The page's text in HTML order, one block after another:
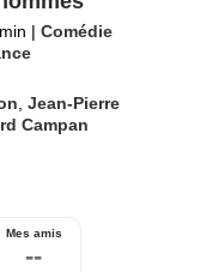
| Comédie
,Jean-Pierre
Campan
Mes amis
--